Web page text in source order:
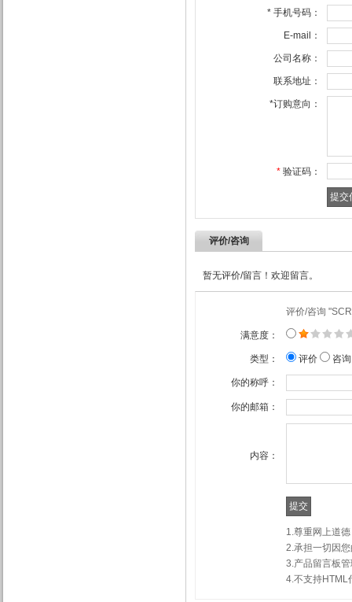
* 手机号码：
E-mail：
公司名称：
联系地址：
*订购意向：
* 验证码：
评价/咨询
暂无评价/留言！欢迎留言。
评价/咨询
满意度：
类型： 评价 咨
你的称呼：
你的邮箱：
内容：
1.尊重网上道
2.承担一切因
3.产品留言板
4.不支持HTML